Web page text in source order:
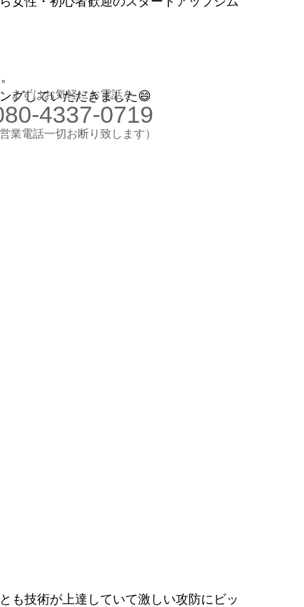
カラダ・健康を手に入れよう
実施中
ます
グしていただきました😄
も技術が上達していて激しい攻防にビッ
まずはお気軽にお電話を
4337-0719
営業電話一切お断り致します）